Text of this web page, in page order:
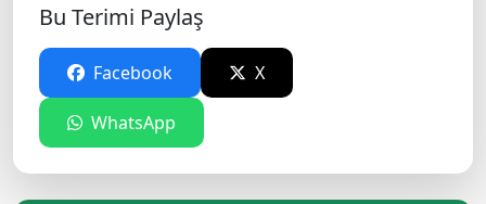
Bu Terimi Paylaş
Facebook X
WhatsApp